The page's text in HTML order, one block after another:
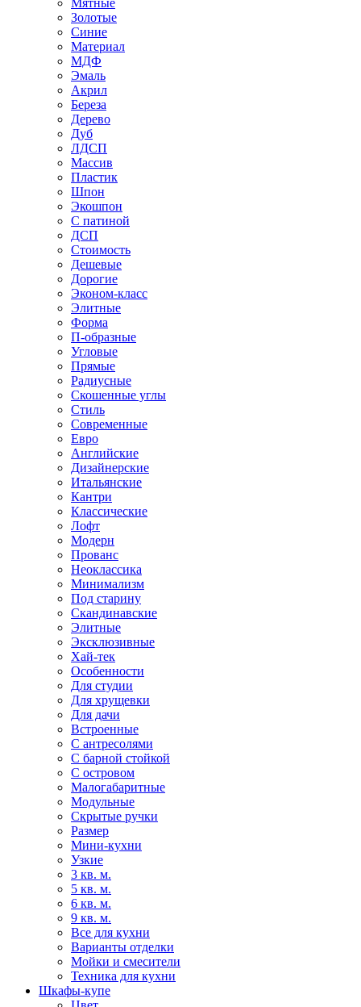
Мятные
Золотые
Синие
Материал
МДФ
Эмаль
Акрил
Береза
Дерево
Дуб
ЛДСП
Массив
Пластик
Шпон
Экошпон
С патиной
ДСП
Стоимость
Дешевые
Дорогие
Эконом-класс
Элитные
Форма
П-образные
Угловые
Прямые
Радиусные
Скошенные углы
Стиль
Современные
Евро
Английские
Дизайнерские
Итальянские
Кантри
Классические
Лофт
Модерн
Прованс
Неоклассика
Минимализм
Под старину
Скандинавские
Элитные
Эксклюзивные
Хай-тек
Особенности
Для студии
Для хрущевки
Для дачи
Встроенные
С антресолями
С барной стойкой
С островом
Малогабаритные
Модульные
Скрытые ручки
Размер
Мини-кухни
Узкие
3 кв. м.
5 кв. м.
6 кв. м.
9 кв. м.
Все для кухни
Варианты отделки
Мойки и смесители
Техника для кухни
Шкафы-купе